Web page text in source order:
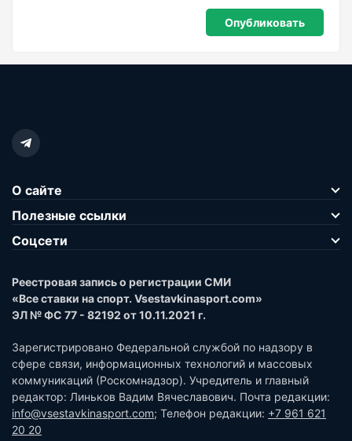
О сайте
Полезные ссылки
Соцсети
Реестровая запись о регистрации СМИ
«Все ставки на спорт. Vsestavkinasport.com»
ЭЛ № ФС 77 - 82192 от 10.11.2021 г.
Зарегистрировано Федеральной службой по надзору в
сфере связи, информационных технологий и массовых
коммуникаций (Роскомнадзор). Учредитель и главный
редактор: Линьков Вадим Вячеславович. Почта редакции:
info@vsestavkinasport.com; Телефон редакции: +7 961 621
20 20